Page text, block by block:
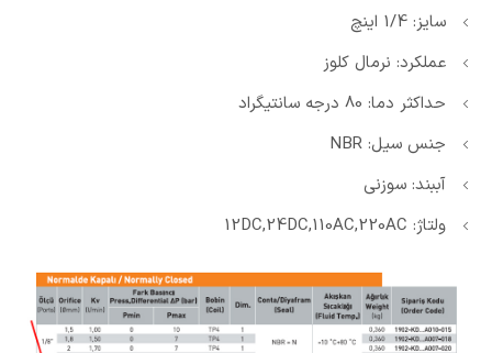
سایز: 1/4 اینچ
عملکرد: نرمال کلوز
حداکثر دما: 80 درجه سانتیگراد
جنس سیل: NBR
آببند: سوزنی
ولتاژ: 12DC,24DC,110AC,220AC